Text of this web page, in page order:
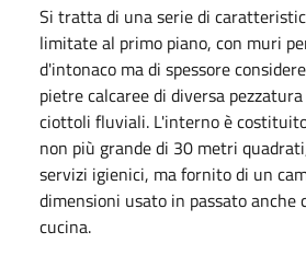
Si tratta di una serie di
limitate al primo piano, con muri
d'intonaco ma di spessore
pietre calcaree di diversa
ciottoli fluviali. L'interno è
non più grande di 30 metri
servizi igienici, ma fornito di un
dimensioni usato in passato anche
cucina.